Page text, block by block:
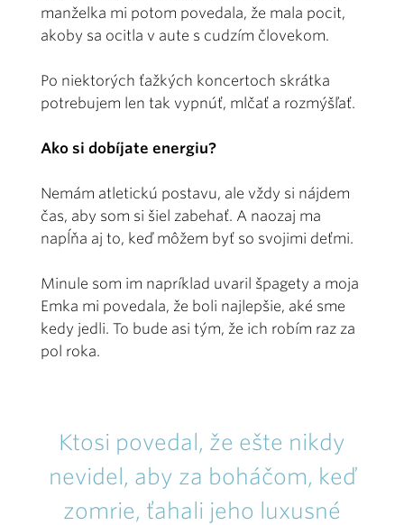
manželka mi potom povedala, že mala pocit,
akoby sa ocitla v aute s cudzím človekom.
Po niektorých ťažkých koncertoch skrátka
potrebujem len tak vypnúť, mlčať a rozmýšľať.
Ako si dobíjate energiu?
Nemám atletickú postavu, ale vždy si nájdem
čas, aby som si šiel zabehať. A naozaj ma
napĺňa aj to, keď môžem byť so svojimi deťmi.
Minule som im napríklad uvaril špagety a moja
Emka mi povedala, že boli najlepšie, aké sme
kedy jedli. To bude asi tým, že ich robím raz za
pol roka.
Ktosi povedal, že ešte nikdy
nevidel, aby za boháčom, keď
zomrie, ťahali jeho luxusné